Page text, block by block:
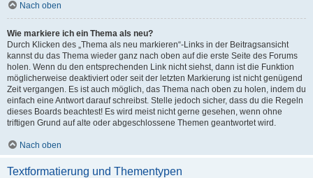
Nach oben
Wie markiere ich ein Thema als neu?
Durch Klicken des „Thema als neu markieren“-Links in der Beitragsansicht
kannst du das Thema wieder ganz nach oben auf die erste Seite des Forums
holen. Wenn du den entsprechenden Link nicht siehst, dann ist die Funktion
möglicherweise deaktiviert oder seit der letzten Markierung ist nicht genügend
Zeit vergangen. Es ist auch möglich, das Thema nach oben zu holen, indem du
einfach eine Antwort darauf schreibst. Stelle jedoch sicher, dass du die Regeln
dieses Boards beachtest! Es wird meist nicht gerne gesehen, wenn ohne
triftigen Grund auf alte oder abgeschlossene Themen geantwortet wird.
Nach oben
Textformatierung und Thementypen